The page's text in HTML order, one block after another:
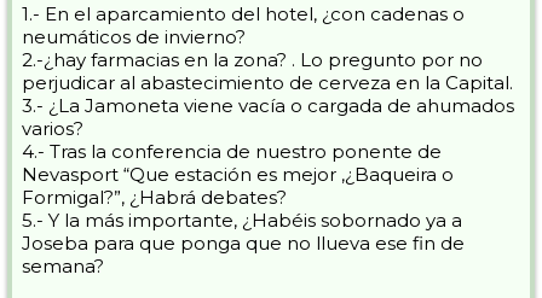
1.- En el aparcamiento del hotel, ¿con cadenas o
neumáticos de invierno?
2.-¿hay farmacias en la zona? . Lo pregunto por no
perjudicar al abastecimiento de cerveza en la Capital.
3.- ¿La Jamoneta viene vacía o cargada de ahumados
varios?
4.- Tras la conferencia de nuestro ponente de
Nevasport “Que estación es mejor ,¿Baqueira o
Formigal?”, ¿Habrá debates?
5.- Y la más importante, ¿Habéis sobornado ya a
Joseba para que ponga que no llueva ese fin de
semana?